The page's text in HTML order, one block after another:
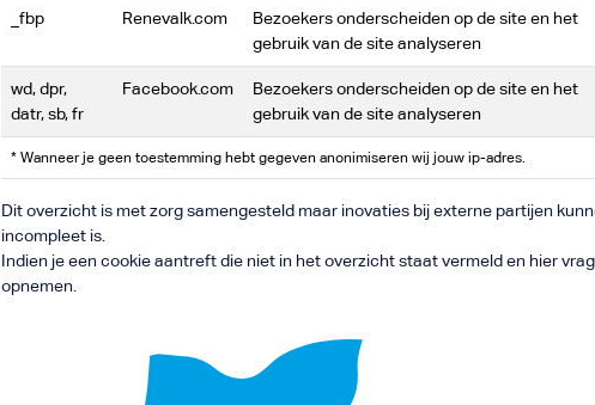
_fbp Renevalk.com
Bezoekers onderscheiden op de site en het
gebruik van de site analyseren
wd, dpr,
datr, sb, fr
Facebook.com
Bezoekers onderscheiden op de site en het
gebruik van de site analyseren
* Wanneer je geen toestemming hebt gegeven anonimiseren wij jouw ip-adres.
Dit overzicht is met zorg samengesteld maar inovaties bij externe partijen
incompleet is.
Indien je een cookie aantreft die niet in het overzicht staat vermeld en hier
opnemen.
+31 6 116 075 96